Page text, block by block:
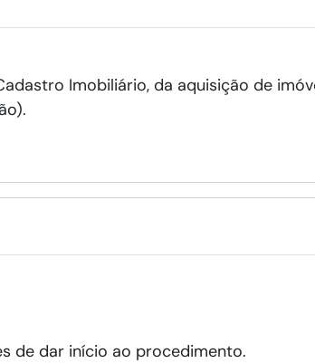
Imobiliário, da aquisição de
de dar início ao procedimento.